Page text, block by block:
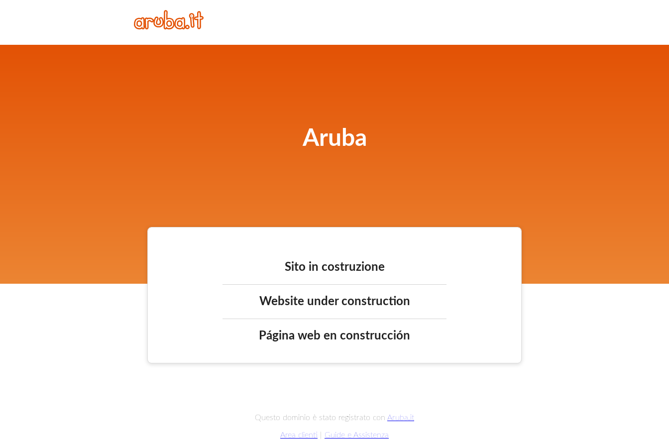
Aruba
Sito in costruzione
Website under construction
Página web en construcción
Questo dominio è stato registrato con Aruba.it
Area clienti Guide e Assistenza